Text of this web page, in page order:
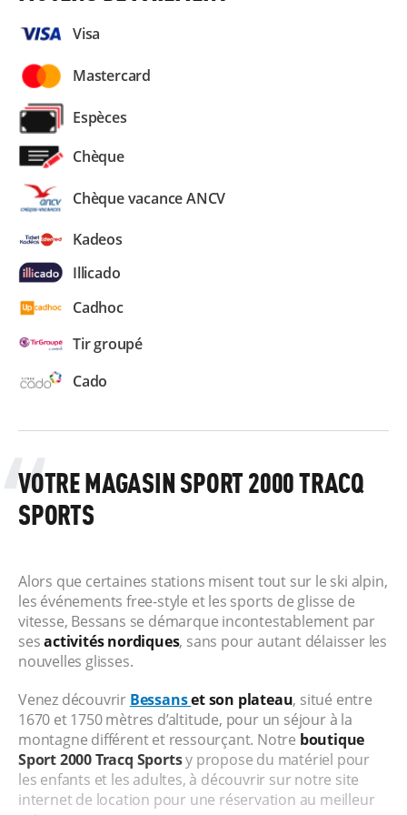
Visa
Mastercard
Espèces
Chèque
Chèque vacance ANCV
Kadeos
Illicado
Cadhoc
Tir groupé
Cado
VOTRE MAGASIN SPORT 2000 TRACQ
SPORTS
Alors que certaines stations misent tout sur le ski alpin,
les événements free-style et les sports de glisse de
vitesse, Bessans se démarque incontestablement par
sesactivités nordiques, sans pour autant délaisser les
nouvelles glisses.
Venez découvrir Bessanset son plateau, situé entre
1670 et 1750 mètres d’altitude, pour un séjour à la
montagne différent et ressourçant. Notre boutique
Sport 2000 Tracq Sportsy propose du matériel pour
les enfants et les adultes, à découvrir sur notre site
internet de location pour une réservation au meilleur